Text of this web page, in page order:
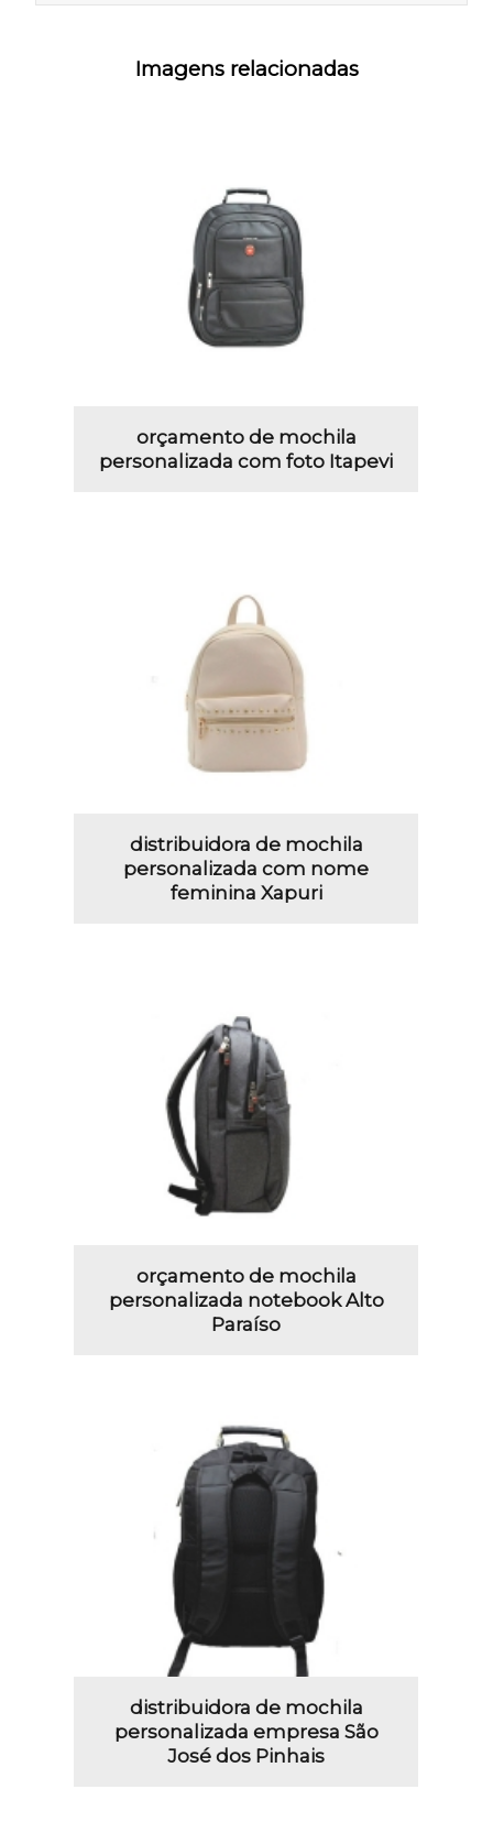
Imagens relacionadas
orçamento de mochila
personalizada com foto Itapevi
distribuidora de mochila
personalizada com nome
feminina Xapuri
orçamento de mochila
personalizada notebook Alto
Paraíso
distribuidora de mochila
personalizada empresa São
José dos Pinhais